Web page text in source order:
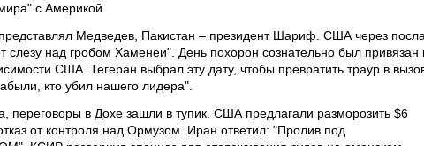
с Америкой.
Медведев, Пакистан – президент Шариф. США через посла
над гробом Хаменеи". День похорон сознательно был привязан
США. Тегеран выбрал эту дату, чтобы превратить траур в
кто убил нашего лидера".
переговоры в Дохе зашли в тупик. США предлагали разморозить $6
от контроля над Ормузом. Иран ответил: "Пролив под